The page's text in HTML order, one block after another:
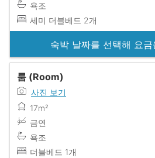
욕조
세미 더블베드 2개
숙박 날짜를 선택해 요
룸 (Room)
사진 보기
17m²
금연
욕조
더블베드 1개